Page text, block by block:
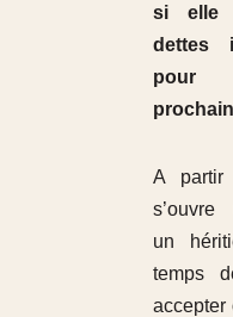
si elle
dettes
pour
A partir
s’ouvre
un
temps
accepter